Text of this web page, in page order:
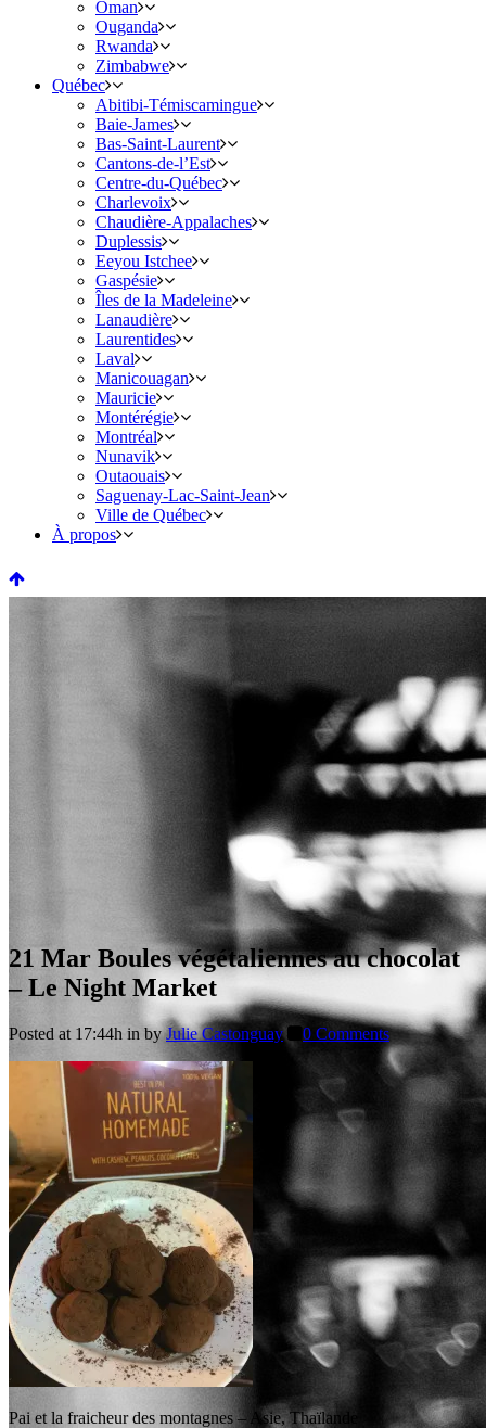
Oman
Ouganda
Rwanda
Zimbabwe
Québec
Abitibi-Témiscamingue
Baie-James
Bas-Saint-Laurent
Cantons-de-l’Est
Centre-du-Québec
Charlevoix
Chaudière-Appalaches
Duplessis
Eeyou Istchee
Gaspésie
Îles de la Madeleine
Lanaudière
Laurentides
Laval
Manicouagan
Mauricie
Montérégie
Montréal
Nunavik
Outaouais
Saguenay-Lac-Saint-Jean
Ville de Québec
À propos
21 Mar Boules végétaliennes au chocolat
– Le Night Market
Posted at 17:44h in byJulie Castonguay 0 Comments
Pai et la fraicheur des montagnes – Asie, Thaïlande